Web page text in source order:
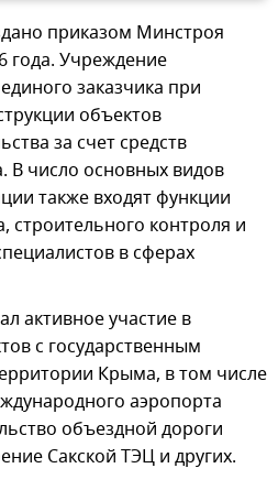
приказом Минстроя
года. Учреждение
заказчика при
объектов
за счет средств
В число основных видов
также входят функции
строительного контроля и
в сферах
активное участие в
с государственным
Крыма, в том числе
аэропорта
объездной дороги
Сакской ТЭЦ и других.